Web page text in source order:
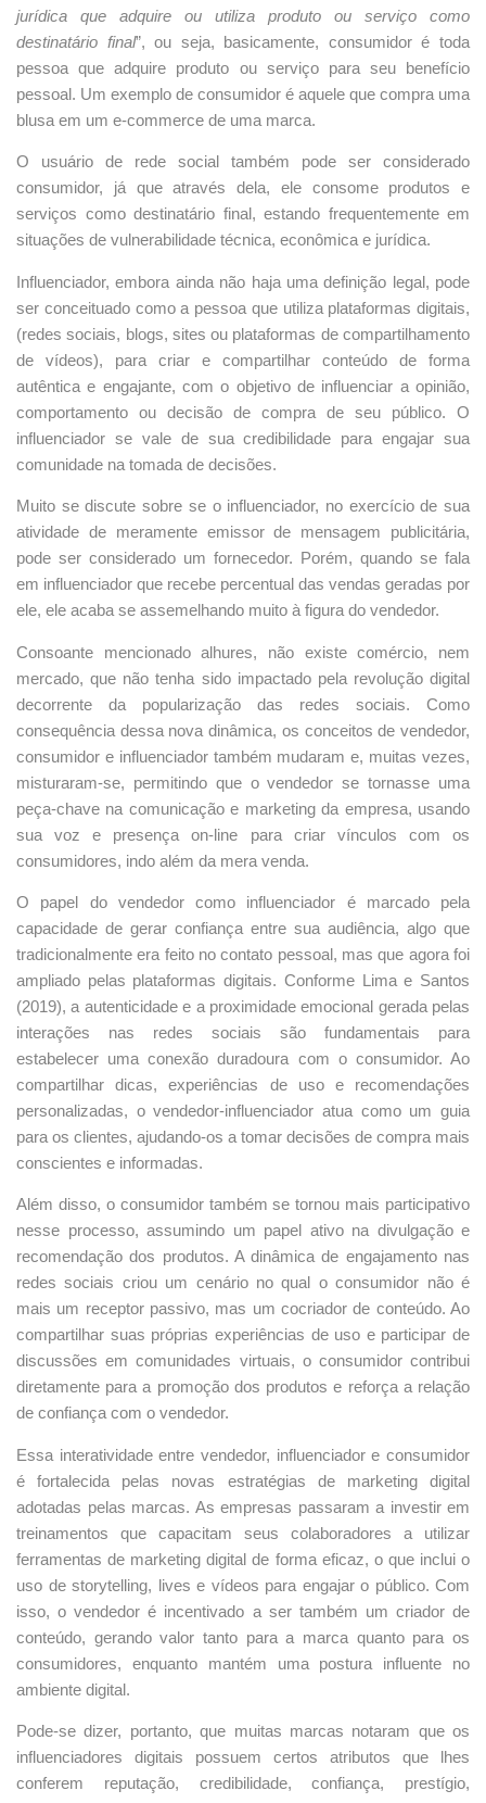
jurídica que adquire ou utiliza produto ou serviço como
destinatário final”, ou seja, basicamente, consumidor é toda
pessoa que adquire produto ou serviço para seu benefício
pessoal. Um exemplo de consumidor é aquele que compra uma
blusa em um e-commerce de uma marca.
O usuário de rede social também pode ser considerado
consumidor, já que através dela, ele consome produtos e
serviços como destinatário final, estando frequentemente em
situações de vulnerabilidade técnica, econômica e jurídica.
Influenciador, embora ainda não haja uma definição legal, pode
ser conceituado como a pessoa que utiliza plataformas digitais,
(redes sociais, blogs, sites ou plataformas de compartilhamento
de vídeos), para criar e compartilhar conteúdo de forma
autêntica e engajante, com o objetivo de influenciar a opinião,
comportamento ou decisão de compra de seu público. O
influenciador se vale de sua credibilidade para engajar sua
comunidade na tomada de decisões.
Muito se discute sobre se o influenciador, no exercício de sua
atividade de meramente emissor de mensagem publicitária,
pode ser considerado um fornecedor. Porém, quando se fala
em influenciador que recebe percentual das vendas geradas por
ele, ele acaba se assemelhando muito à figura do vendedor.
Consoante mencionado alhures, não existe comércio, nem
mercado, que não tenha sido impactado pela revolução digital
decorrente da popularização das redes sociais. Como
consequência dessa nova dinâmica, os conceitos de vendedor,
consumidor e influenciador também mudaram e, muitas vezes,
misturaram-se, permitindo que o vendedor se tornasse uma
peça-chave na comunicação e marketing da empresa, usando
sua voz e presença on-line para criar vínculos com os
consumidores, indo além da mera venda.
O papel do vendedor como influenciador é marcado pela
capacidade de gerar confiança entre sua audiência, algo que
tradicionalmente era feito no contato pessoal, mas que agora foi
ampliado pelas plataformas digitais. Conforme Lima e Santos
(2019), a autenticidade e a proximidade emocional gerada pelas
interações nas redes sociais são fundamentais para
estabelecer uma conexão duradoura com o consumidor. Ao
compartilhar dicas, experiências de uso e recomendações
personalizadas, o vendedor-influenciador atua como um guia
para os clientes, ajudando-os a tomar decisões de compra mais
conscientes e informadas.
Além disso, o consumidor também se tornou mais participativo
nesse processo, assumindo um papel ativo na divulgação e
recomendação dos produtos. A dinâmica de engajamento nas
redes sociais criou um cenário no qual o consumidor não é
mais um receptor passivo, mas um cocriador de conteúdo. Ao
compartilhar suas próprias experiências de uso e participar de
discussões em comunidades virtuais, o consumidor contribui
diretamente para a promoção dos produtos e reforça a relação
de confiança com o vendedor.
Essa interatividade entre vendedor, influenciador e consumidor
é fortalecida pelas novas estratégias de marketing digital
adotadas pelas marcas. As empresas passaram a investir em
treinamentos que capacitam seus colaboradores a utilizar
ferramentas de marketing digital de forma eficaz, o que inclui o
uso de storytelling, lives e vídeos para engajar o público. Com
isso, o vendedor é incentivado a ser também um criador de
conteúdo, gerando valor tanto para a marca quanto para os
consumidores, enquanto mantém uma postura influente no
ambiente digital.
Pode-se dizer, portanto, que muitas marcas notaram que os
influenciadores digitais possuem certos atributos que lhes
conferem reputação, credibilidade, confiança, prestígio,